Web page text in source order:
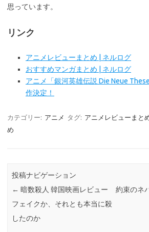
思っています。
リンク
アニメレビューまとめ | ネルログ
おすすめマンガまとめ | ネルログ
アニメ「銀河英雄伝説 Die Neue
作決定！
カテゴリー: アニメ タグ: アニメレビューまと
め
投稿ナビゲーション
← 暗数殺人 韓国映画レビュー
フェイクか、それとも本当に殺
したのか
約束のネ